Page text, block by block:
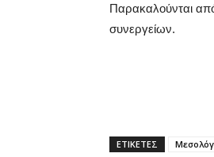
Παρακαλούνται
συνεργείων.
ΕΤΙΚΕΤΕΣ